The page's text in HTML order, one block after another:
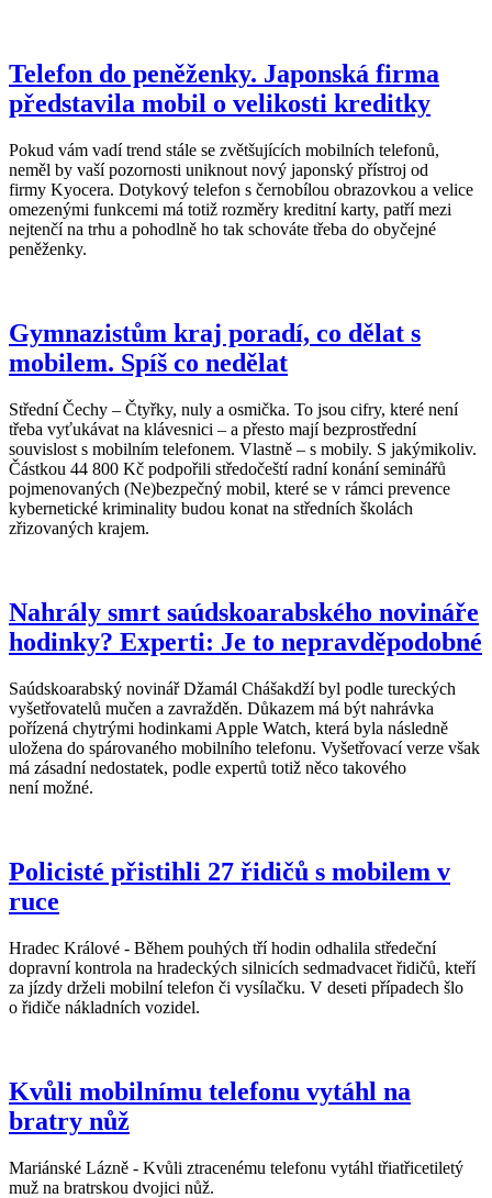
Telefon do peněženky. Japonská firma
představila mobil o velikosti kreditky
Pokud vám vadí trend stále se zvětšujících mobilních telefonů,
neměl by vaší pozornosti uniknout nový japonský přístroj od
firmy Kyocera. Dotykový telefon s černobílou obrazovkou a velice
omezenými funkcemi má totiž rozměry kreditní karty, patří mezi
nejtenčí na trhu a pohodlně ho tak schováte třeba do obyčejné
peněženky.
Gymnazistům kraj poradí, co dělat s
mobilem. Spíš co nedělat
Střední Čechy – Čtyřky, nuly a osmička. To jsou cifry, které není
třeba vyťukávat na klávesnici – a přesto mají bezprostřední
souvislost s mobilním telefonem. Vlastně – s mobily. S jakýmikoliv.
Částkou 44 800 Kč podpořili středočeští radní konání seminářů
pojmenovaných (Ne)bezpečný mobil, které se v rámci prevence
kybernetické kriminality budou konat na středních školách
zřizovaných krajem.
Nahrály smrt saúdskoarabského novináře
hodinky? Experti: Je to nepravděpodobné
Saúdskoarabský novinář Džamál Chášakdží byl podle tureckých
vyšetřovatelů mučen a zavražděn. Důkazem má být nahrávka
pořízená chytrými hodinkami Apple Watch, která byla následně
uložena do spárovaného mobilního telefonu. Vyšetřovací verze však
má zásadní nedostatek, podle expertů totiž něco takového
není možné.
Policisté přistihli 27 řidičů s mobilem v
ruce
Hradec Králové - Během pouhých tří hodin odhalila středeční
dopravní kontrola na hradeckých silnicích sedmadvacet řidičů, kteří
za jízdy drželi mobilní telefon či vysílačku. V deseti případech šlo
o řidiče nákladních vozidel.
Kvůli mobilnímu telefonu vytáhl na
bratry nůž
Mariánské Lázně - Kvůli ztracenému telefonu vytáhl třiatřicetiletý
muž na bratrskou dvojici nůž.